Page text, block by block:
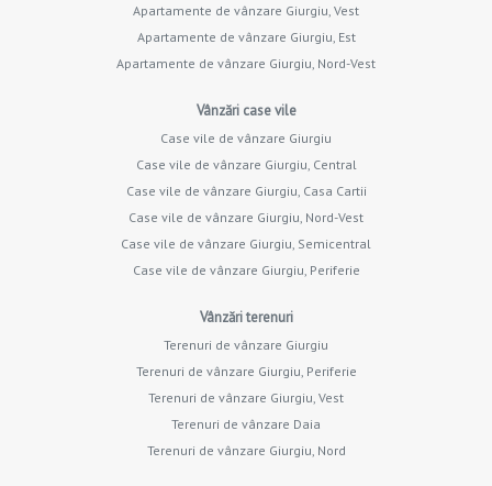
Apartamente de vânzare Giurgiu, Vest
Apartamente de vânzare Giurgiu, Est
Apartamente de vânzare Giurgiu, Nord-Vest
Vânzări case vile
Case vile de vânzare Giurgiu
Case vile de vânzare Giurgiu, Central
Case vile de vânzare Giurgiu, Casa Cartii
Case vile de vânzare Giurgiu, Nord-Vest
Case vile de vânzare Giurgiu, Semicentral
Case vile de vânzare Giurgiu, Periferie
Vânzări terenuri
Terenuri de vânzare Giurgiu
Terenuri de vânzare Giurgiu, Periferie
Terenuri de vânzare Giurgiu, Vest
Terenuri de vânzare Daia
Terenuri de vânzare Giurgiu, Nord